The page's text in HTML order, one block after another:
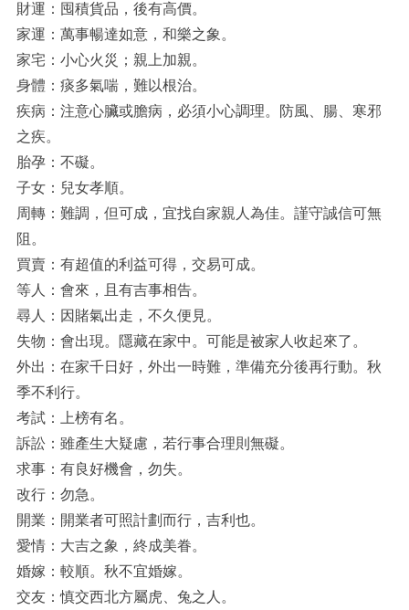
財運：囤積貨品，後有高價。
家運：萬事暢達如意，和樂之象。
家宅：小心火災；親上加親。
身體：痰多氣喘，難以根治。
疾病：注意心臟或膽病，必須小心調理。防風、腸、寒邪
之疾。
胎孕：不礙。
子女：兒女孝順。
周轉：難調，但可成，宜找自家親人為佳。謹守誠信可無
阻。
買賣：有超值的利益可得，交易可成。
等人：會來，且有吉事相告。
尋人：因賭氣出走，不久便見。
失物：會出現。隱藏在家中。可能是被家人收起來了。
外出：在家千日好，外出一時難，準備充分後再行動。秋
季不利行。
考試：上榜有名。
訴訟：雖產生大疑慮，若行事合理則無礙。
求事：有良好機會，勿失。
改行：勿急。
開業：開業者可照計劃而行，吉利也。
愛情：大吉之象，終成美眷。
婚嫁：較順。秋不宜婚嫁。
交友：慎交西北方屬虎、兔之人。